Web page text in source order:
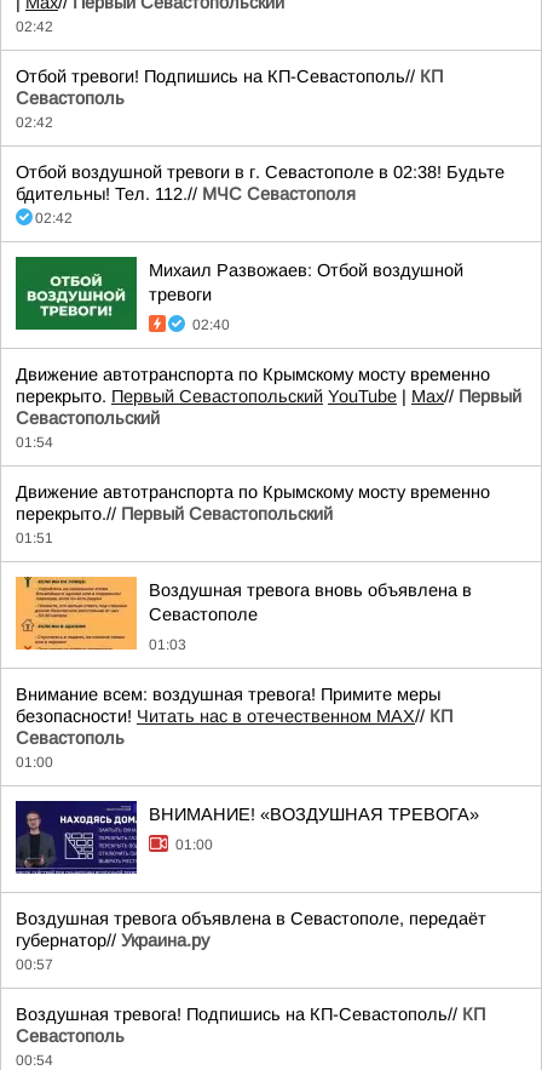
02:42
Отбой тревоги! Подпишись на КП-Севастополь// КП
Севастополь
02:42
Отбой воздушной тревоги в г. Севастополе в 02:38! Будьте
бдительны! Тел. 112.// МЧС Севастополя
02:42
Михаил Развожаев: Отбой воздушной
тревоги
02:40
Движение автотранспорта по Крымскому мосту временно
перекрыто. Первый Севастопольский YouTube | Max// Первый
Севастопольский
01:54
Движение автотранспорта по Крымскому мосту временно
перекрыто.// Первый Севастопольский
01:51
Воздушная тревога вновь объявлена в
Севастополе
01:03
Внимание всем: воздушная тревога! Примите меры
безопасности! Читать нас в отечественном MAX// КП
Севастополь
01:00
ВНИМАНИЕ! «ВОЗДУШНАЯ ТРЕВОГА»
01:00
Воздушная тревога объявлена в Севастополе, передаёт
губернатор// Украина.ру
00:57
Воздушная тревога! Подпишись на КП-Севастополь// КП
Севастополь
00:54